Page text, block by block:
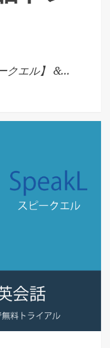
クエル】 &...